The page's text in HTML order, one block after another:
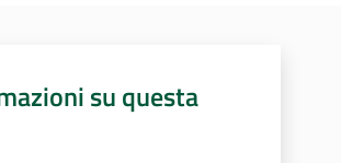
su questa